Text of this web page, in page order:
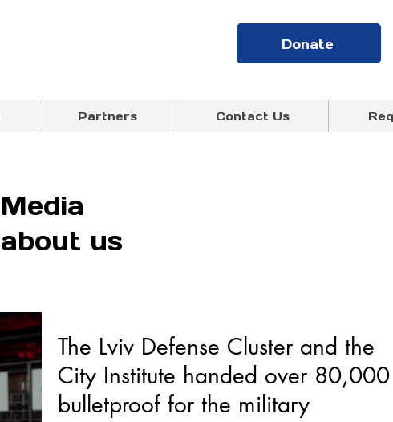
Donate
Partners Contact Us
Media
about us
The Lviv Defense Cluster and the
City Institute handed over 80,000
bulletproof for the military